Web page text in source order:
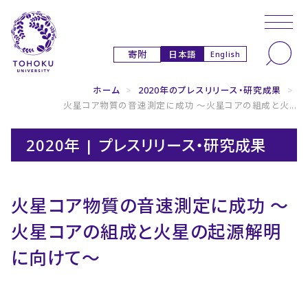
寄附 日本語 English
ホーム > 2020年のプレスリリース・研究成果
>
火星コア物質の音速測定に成功 〜火星コアの組成と火...
2020年 | プレスリリース・研究成果
火星コア物質の音速測定に成功 〜
火星コアの組成と火星の起源解明
に向けて〜